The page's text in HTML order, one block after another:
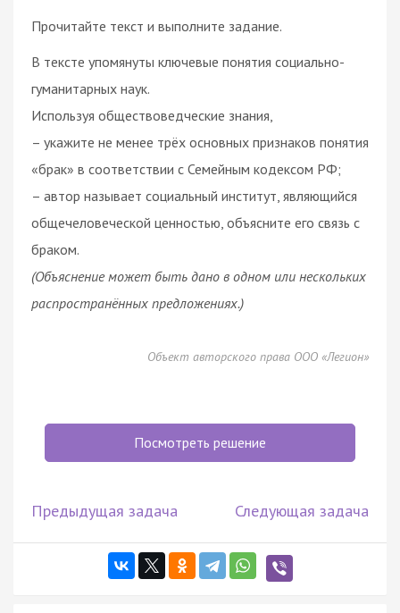
Прочитайте текст и выполните задание.
В тексте упомянуты ключевые понятия социально-
гуманитарных наук.
Используя обществоведческие знания,
– укажите не менее трёх основных признаков понятия
«брак» в соответствии с Семейным кодексом РФ;
– автор называет социальный институт, являющийся
общечеловеческой ценностью, объясните его связь с
браком.
(Объяснение может быть дано в одном или нескольких
распространённых предложениях.)
Объект авторского права ООО «Легион»
Посмотреть решение
Предыдущая задача Следующая задача